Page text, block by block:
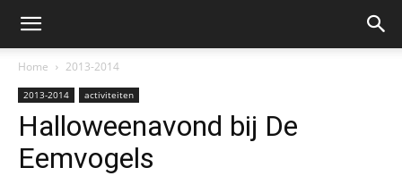
Home 2013-2014
2013-2014 activiteiten
Halloweenavond bij De
Eemvogels